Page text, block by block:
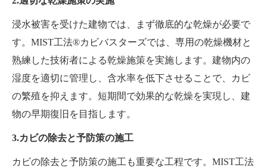
浸水被害を受けた建物では、まず徹底的な乾燥が必要で
す。MIST工法®カビバスターズでは、専用の乾燥機材と
熟練した技術者による乾燥施策を実施します。建物内の
湿度を適切に管理し、含水率を低下させることで、カビ
の繁殖を抑えます。短期間で効果的な乾燥を実現し、建
物の早期復旧を目指します。
3.カビの除去と予防策の施工
カビの除去と予防策の施工も重要な工程です。MIST工法